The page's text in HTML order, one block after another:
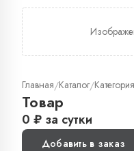
Главная/Каталог/Категория
Товар
0 ₽ за сутки
Добавить в заказ